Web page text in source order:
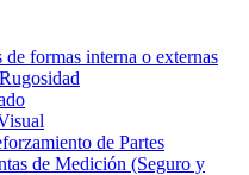
formas interna o externas
de Partes
de Medición (Seguro y